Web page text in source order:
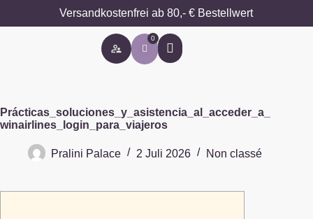
Versandkostenfrei ab 80,- € Bestellwert
0
Prácticas_soluciones_y_asistencia_al_acceder_a_
winairlines_login_para_viajeros
Pralini Palace 2 Juli 2026 Non classé